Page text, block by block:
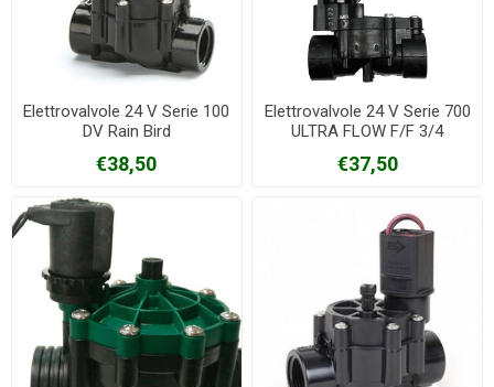
Elettrovalvole 24 V Serie 100
DV Rain Bird
€38,50
Elettrovalvole 24 V Serie 700
ULTRA FLOW F/F 3/4
€37,50